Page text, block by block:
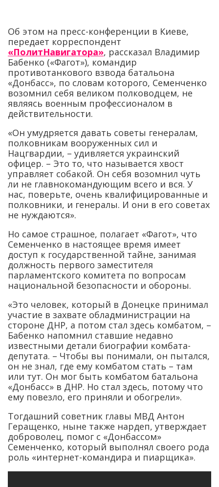
Об этом на пресс-конференции в Киеве,
передает корреспондент
«ПолитНавигатора», рассказал Владимир
Бабенко («Фагот»), командир
противотанкового взвода батальона
«Донбасс», по словам которого, Семенченко
возомнил себя великом полководцем, не
являясь военным профессионалом в
действительности.
«Он умудряется давать советы генералам,
полковникам вооруженных сил и
Нацгвардии, – удивляется украинский
офицер. – Это то, что называется хвост
управляет собакой. Он себя возомнил чуть
ли не главнокомандующим всего и вся. У
нас, поверьте, очень квалифицированные и
полковники, и генералы. И они в его советах
не нуждаются».
Но самое страшное, полагает «Фагот», что
Семенченко в настоящее время имеет
доступ к государственной тайне, занимая
должность первого заместителя
парламентского комитета по вопросам
национальной безопасности и обороны.
«Это человек, который в Донецке принимал
участие в захвате обладминистрации на
стороне ДНР, а потом стал здесь комбатом, –
Бабенко напомнил ставшие недавно
известными детали биографии комбата-
депутата. – Чтобы вы понимали, он пытался,
он не знал, где ему комбатом стать – там
или тут. Он мог быть комбатом батальона
«Донбасс» в ДНР. Но стал здесь, потому что
ему повезло, его приняли и обогрели».
Тогдашний советник главы МВД Антон
Геращенко, ныне также нардеп, утверждает
доброволец, помог с «Донбассом»
Семенченко, который выполнял своего рода
роль «интернет-командира и пиарщика».